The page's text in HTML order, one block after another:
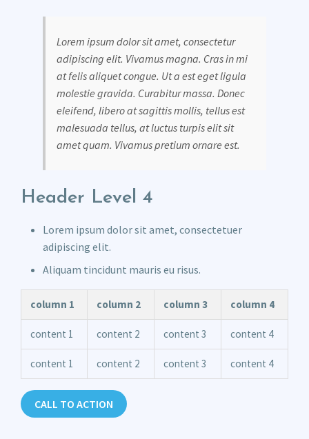
Lorem ipsum dolor sit amet, consectetur
adipiscing elit. Vivamus magna. Cras in mi
at felis aliquet congue. Ut a est eget ligula
molestie gravida. Curabitur massa. Donec
eleifend, libero at sagittis mollis, tellus est
malesuada tellus, at luctus turpis elit sit
amet quam. Vivamus pretium ornare est.
Header Level 4
Lorem ipsum dolor sit amet, consectetuer
adipiscing elit.
Aliquam tincidunt mauris eu risus.
column 1 column 2 column 3 column 4
content 1 content 2 content 3 content 4
content 1 content 2 content 3 content 4
CALL TO ACTION